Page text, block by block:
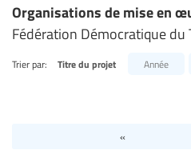
Organisations de mise en
Fédération Démocratique du
Trier par: Titre du projet Année
«